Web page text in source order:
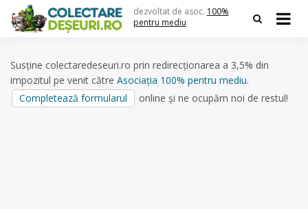
content
dezvoltat de asoc. 100%
pentru mediu
Susține colectaredeseuri.ro prin redirecționarea a 3,5% din
impozitul pe venit către Asociația 100% pentru mediu.
Completează formularul
online și ne ocupăm noi de restul!